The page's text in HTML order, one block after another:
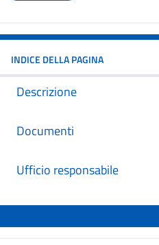
INDICE DELLA PAGINA
Descrizione
Documenti
Ufficio responsabile